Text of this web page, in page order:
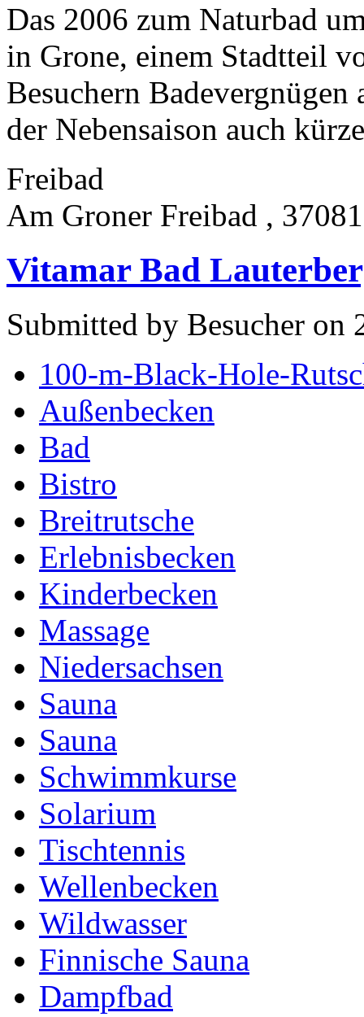
Das 2006 zum Naturbad
in Grone, einem Stadtteil
Besuchern
der Nebensaison auch
Freibad
Am Groner Freibad ,
Vitamar Bad
Submitted by Besucher on
100-m-Black-Hole-
Außenbecken
Bad
Bistro
Breitrutsche
Erlebnisbecken
Kinderbecken
Massage
Niedersachsen
Sauna
Sauna
Schwimmkurse
Solarium
Tischtennis
Wellenbecken
Wildwasser
Finnische Sauna
Dampfbad